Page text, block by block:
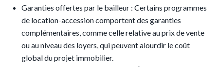
Garanties offertes par le bailleur : Certains programmes
de location-accession comportent des garanties
complémentaires, comme celle relative au prix de vente
ou au niveau des loyers, qui peuvent alourdir le coût
global du projet immobilier.